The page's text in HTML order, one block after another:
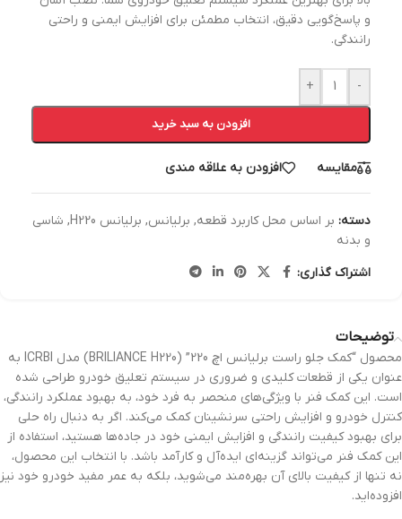
و پاسخ‌گویی دقیق، انتخاب مطمئن برای افزایش ایمنی و راحتی
رانندگی.
-
+
افزودن به سبد خرید
مقایسه افزودن به علاقه مندی
دسته: بر اساس محل کاربرد قطعه, برلیانس, برلیانس H220 , شاسی
و بدنه
اشتراک گذاری:
توضیحات
محصول “کمک جلو راست برلیانس اچ 220” (BRILIANCE H220) مدل ICRBI به
عنوان یکی از قطعات کلیدی و ضروری در سیستم تعلیق خودرو طراحی شده
است. این کمک فنر با ویژگی‌های منحصر به فرد خود، به بهبود عملکرد رانندگی،
کنترل خودرو و افزایش راحتی سرنشینان کمک می‌کند. اگر به دنبال راه حلی
برای بهبود کیفیت رانندگی و افزایش ایمنی خود در جاده‌ها هستید، استفاده از
این کمک فنر می‌تواند گزینه‌ای ایده‌آل و کارآمد باشد. با انتخاب این محصول،
نه تنها از کیفیت بالای آن بهره‌مند می‌شوید، بلکه به عمر مفید خودرو خود نیز
افزوده‌اید.